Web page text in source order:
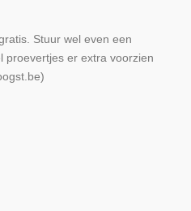
Stuur wel even een
proevertjes er extra voorzien